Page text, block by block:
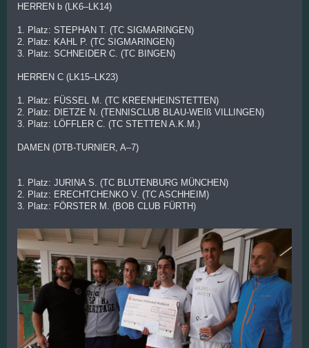
HERREN b (LK6–LK14)
1. Platz: STEPHAN T. (TC SIGMARINGEN)
2. Platz: KAHL P. (TC SIGMARINGEN)
3. Platz: SCHNEIDER C. (TC BINGEN)
HERREN C (LK15–LK23)
1. Platz: FÜSSEL M. (TC KREENHEINSTETTEN)
2. Platz: DIETZE N. (TENNISCLUB BLAU-WEIß VILLINGEN)
3. Platz: LÖFFLER C. (TC STETTEN A.K.M.)
DAMEN (DTB-TURNIER, A–7)
1. Platz: JURINA S. (TC BLUTENBURG MÜNCHEN)
2. Platz: ERECHTCHENKO V. (TC ASCHHEIM)
3. Platz: FÖRSTER M. (BOB CLUB FÜRTH)